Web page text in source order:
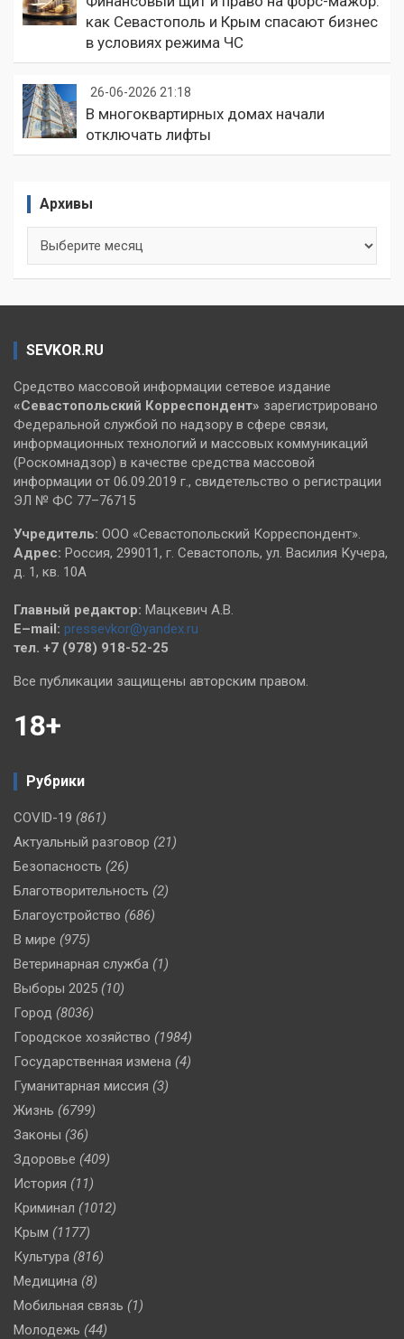
как Севастополь и Крым спасают бизнес
в условиях режима ЧС
26-06-2026 21:18
В многоквартирных домах начали
отключать лифты
Архивы
SEVKOR.RU
Средство массовой информации сетевое издание
«Севастопольский Корреспондент» зарегистрировано
Федеральной службой по надзору в сфере связи,
информационных технологий и массовых коммуникаций
(Роскомнадзор) в качестве средства массовой
информации от 06.09.2019 г., свидетельство о регистрации
ЭЛ № ФС 77–76715
Учредитель: ООО «Севастопольский Корреспондент».
Адрес: Россия, 299011, г. Севастополь, ул. Василия Кучера,
д. 1, кв. 10А
Главный редактор: Мацкевич А.В.
E–mail: pressevkor@yandex.ru
тел. +7 (978) 918-52-25
Все публикации защищены авторским правом.
18+
Рубрики
COVID-19 (861)
Актуальный разговор (21)
Безопасность (26)
Благотворительность (2)
Благоустройство (686)
В мире (975)
Ветеринарная служба (1)
Выборы 2025 (10)
Город (8036)
Городское хозяйство (1984)
Государственная измена (4)
Гуманитарная миссия (3)
Жизнь (6799)
Законы (36)
Здоровье (409)
История (11)
Криминал (1012)
Крым (1177)
Культура (816)
Медицина (8)
Мобильная связь (1)
Молодежь (44)